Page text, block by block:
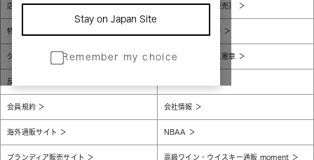
Stay on Japan Site
Remember my choice
店舗一覧 販売規約（店頭販売）
特定商取引法に基づく表示 個人情報保護方針
グローバルプライバシーポリシー コンプライアンス憲章
反社会的勢力に対する基本方針
会員規約 会社情報
海外通販サイト NBAA
ブランディア販売サイト 高級ワイン・ウイスキー通販 moment